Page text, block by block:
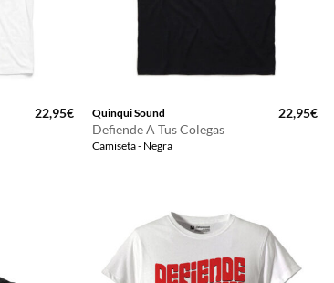
22,95€ Quinqui Sound
Defiende A Tus Colegas
Camiseta - Negra
22,95€